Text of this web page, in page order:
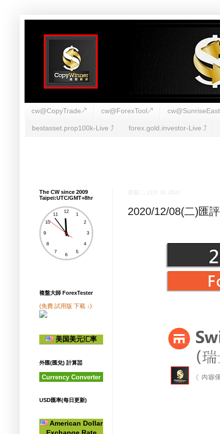
cw@CopyTrade↗ cw@ForexTool↗
bestasset.prop100k-Live ⤴︎ forex.gold.investor-Live ⤴︎
2020/12/08(二)匯
The CW since 2009
Taipei:UTC/GMT+8hr
複盤大師 ForexTester
(免費.試用版 下載 ↓)
美国美元汇率
外匯(匯兌) 計算噐
Currency Converter
USD匯率(每日更新)
American Dollar
Exchange Rate